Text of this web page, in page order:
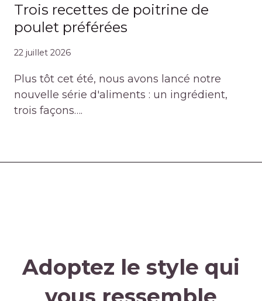
Trois recettes de poitrine de
poulet préférées
22 juillet 2026
Plus tôt cet été, nous avons lancé notre
nouvelle série d'aliments : un ingrédient,
trois façons….
Adoptez le style qui